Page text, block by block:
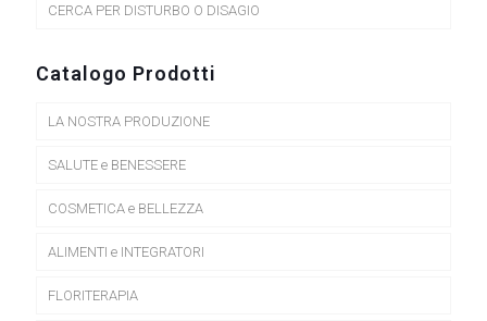
CERCA PER DISTURBO O DISAGIO
Catalogo Prodotti
LA NOSTRA PRODUZIONE
SALUTE e BENESSERE
COSMETICA e BELLEZZA
ALIMENTI e INTEGRATORI
FLORITERAPIA